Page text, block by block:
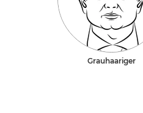
Grauhaariger